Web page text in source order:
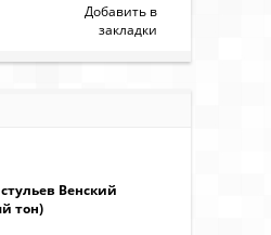
Добавить в
закладки
Венский
тон)